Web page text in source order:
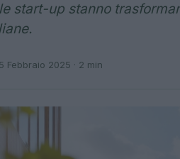
start-up stanno
Febbraio 2025 · 2 min